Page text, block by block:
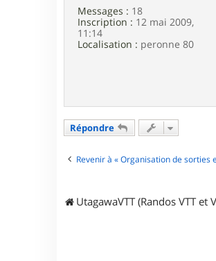
Messages : 18
Inscription : 12 mai 2009,
11:14
Localisation : peronne 80
Répondre
Revenir à « Organisation de sorties
UtagawaVTT (Randos VTT et